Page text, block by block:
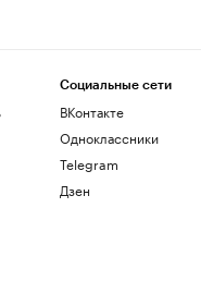
Социальные сети
ВКонтакте
Одноклассники
Telegram
Дзен